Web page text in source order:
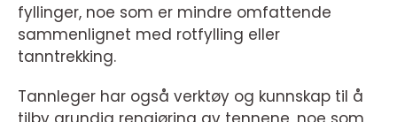
fyllinger, noe som er mindre omfattende
sammenlignet med rotfylling eller
tanntrekking.
Tannleger har også verktøy og kunnskap til å